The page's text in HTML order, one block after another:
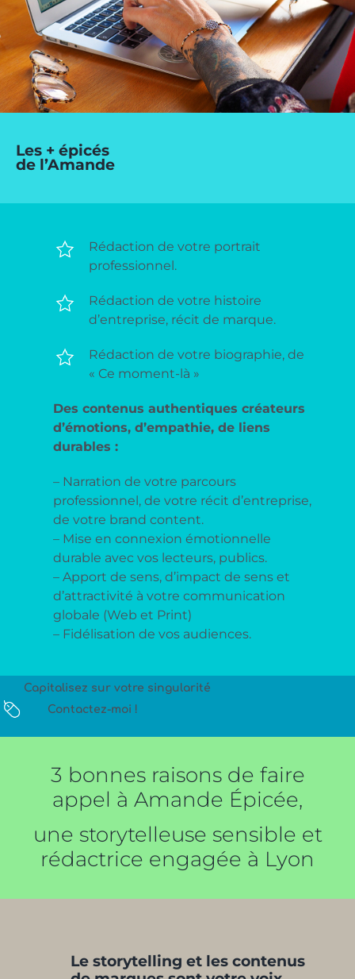
Les + épicés
de l’Amande
Rédaction de votre portrait
professionnel.
Rédaction de votre histoire
d’entreprise, récit de marque.
Rédaction de votre biographie, de
« Ce moment-là »
Des contenus authentiques créateurs
d’émotions, d’empathie, de liens
durables :
– Narration de votre parcours
professionnel, de votre récit d’entreprise,
de votre brand content.
– Mise en connexion émotionnelle
durable avec vos lecteurs, publics.
– Apport de sens, d’impact de sens et
d’attractivité à votre communication
globale (Web et Print)
– Fidélisation de vos audiences.
Capitalisez sur votre singularité
Contactez-moi !
3 bonnes raisons de faire
appel à Amande Épicée,
une storytelleuse sensible et
rédactrice engagée à Lyon
Le storytelling et les contenus